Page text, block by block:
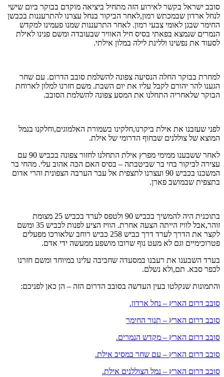
סובב ישראל בקשר לאירוע הזה מתחיל ביציאה מוקדם בבוקר ביום שישי
לנחל ארדון שבמכתש רמון,לאחר הביקור בנחל עצרנו להתרעננות בכבשן
החימר שבגן לאומי צבעי רמון. לאחר התרעננות שמנו פעמינו למקדש
הנמרים שנמצא בפאתי בסיס חיל האוויר שבעובדה ומשם פנינו לאילת
לסעוד את נפשינו וללינת לילה במלון אילתי.
למחרת בבוקר החלה הנסיעה צפונה להשלמת סובב הדרום. עם שחר
הגענו להר יהורם לקבל עליו את יום השבת. משם חזרנו למלון לארוחת
הבוקר שלאחריה התחלנו את המסע צפונה להשלמת הסובב.
לפני שעזבנו את אילת ביקרנו,חלקינו בשמורת האלמוגים,וחלקנו בנמל
המוצא של צוללנים שבחוף הדרומי של אילת.
לאחר ששבענו ממימי מפרץ אילת התחלנו לחזור צפונה בכביש 90 עם
עצירה לביקור בחי בר שביטבתה – בסיס האם הכה אהוב עלי. מהחי בר
המשכנו בכביש 90 ועצרנו לתצפית אל עבר הערבה הצפונית והרי אדום
בתצפית שבמושב פארן.
בתוכנית היה להמשיך בכביש 90 ולטפס לערד בכביש 25 מצומת
זוהר,אבל לוויז הייתה הצעה אחרת. הוויז הציע לפנות לכביש 35 ומשם
לקצר את הדרך לערד דרך כביש 258 כביש רוחב שלאורכו מפעלים
פטרוכימיים וגם לא מעט נוף שרובו מושפע ממעשה ידי אדם.
בערד השבענו את רעבנו במסעדה שחביבה עלינו במיוחד ומשם חזרנו
לכפר סבא. תם,ולא נשלם.
והתמונות שנקלטו בעין העדשה בסובב הדרום הזה – הן כאן לפניכם:
סובב דרום הארץ – נחל ארדון.
סובב דרום הארץ – תנור החימר
סובב דרום הארץ – מקדש הנמרים.
סובב דרום הארץ – עם שחר במסיב אילת.
סובב דרום הארץ – נמל הצוללנים אילת.